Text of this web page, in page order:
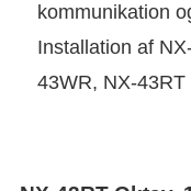
kommunikation
Installation af
43WR, NX-